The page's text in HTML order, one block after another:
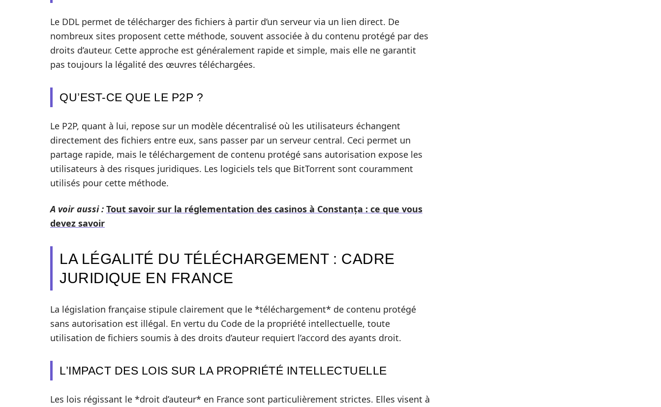
Le DDL permet de télécharger des fichiers à partir d’un serveur via un lien direct. De
nombreux sites proposent cette méthode, souvent associée à du contenu protégé par des
droits d’auteur. Cette approche est généralement rapide et simple, mais elle ne garantit
pas toujours la légalité des œuvres téléchargées.
QU’EST-CE QUE LE P2P ?
Le P2P, quant à lui, repose sur un modèle décentralisé où les utilisateurs échangent
directement des fichiers entre eux, sans passer par un serveur central. Ceci permet un
partage rapide, mais le téléchargement de contenu protégé sans autorisation expose les
utilisateurs à des risques juridiques. Les logiciels tels que BitTorrent sont couramment
utilisés pour cette méthode.
A voir aussi : Tout savoir sur la réglementation des casinos à Constanța : ce que vous
devez savoir
LA LÉGALITÉ DU TÉLÉCHARGEMENT : CADRE
JURIDIQUE EN FRANCE
La législation française stipule clairement que le *téléchargement* de contenu protégé
sans autorisation est illégal. En vertu du Code de la propriété intellectuelle, toute
utilisation de fichiers soumis à des droits d’auteur requiert l’accord des ayants droit.
L’IMPACT DES LOIS SUR LA PROPRIÉTÉ INTELLECTUELLE
Les lois régissant le *droit d’auteur* en France sont particulièrement strictes. Elles visent à